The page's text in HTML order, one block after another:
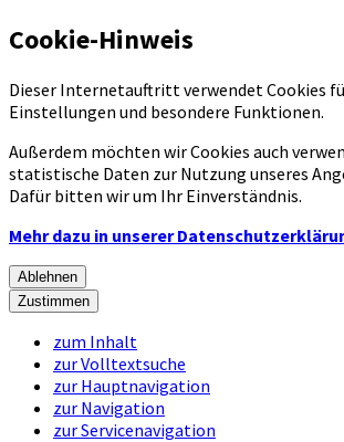
Cookie-Hinweis
Dieser Internetauftritt verwendet Cookies
Einstellungen und besondere Funktionen.
Außerdem möchten wir Cookies auch
statistische Daten zur Nutzung unseres
Dafür bitten wir um Ihr Einverständnis.
Mehr dazu in unserer
Ablehnen
Zustimmen
zum Inhalt
zur Volltextsuche
zur Hauptnavigation
zur Navigation
zur Servicenavigation